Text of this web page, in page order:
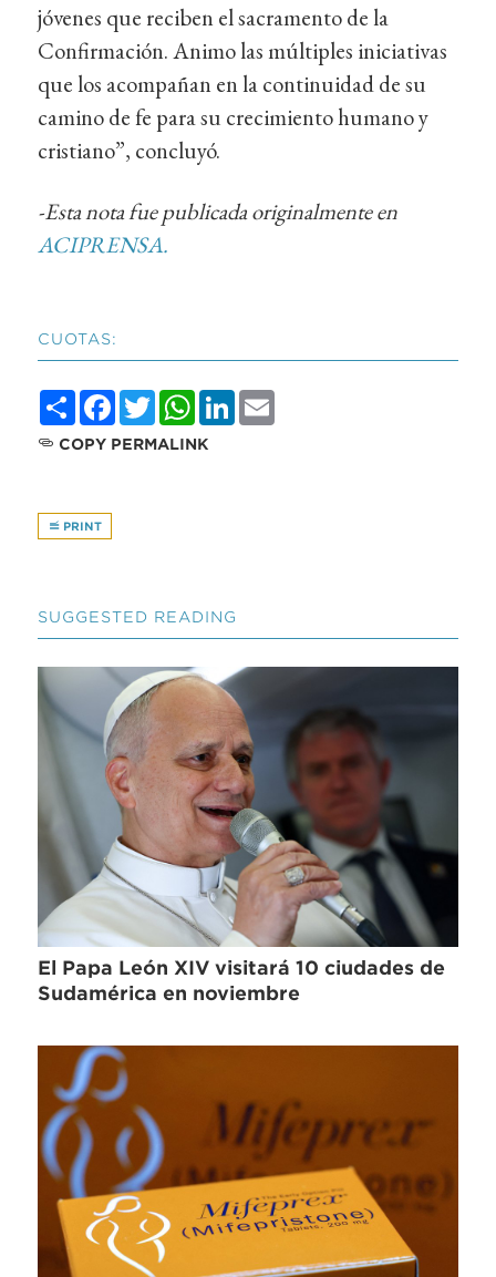
jóvenes que reciben el sacramento de la
Confirmación. Animo las múltiples iniciativas
que los acompañan en la continuidad de su
camino de fe para su crecimiento humano y
cristiano”, concluyó.
-Esta nota fue publicada originalmente en
ACIPRENSA.
CUOTAS:
ShareFacebook
TwitterWhatsApp
LinkedIn
COPY PERMALINK
PRINT
SUGGESTED READING
El Papa León XIV visitará 10 ciudades de
Sudamérica en noviembre